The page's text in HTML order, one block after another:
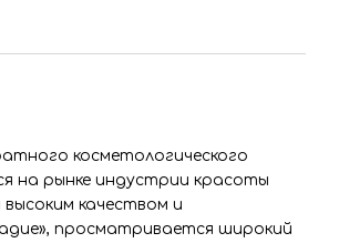
косметологического
на рынке индустрии красоты
качеством и
просматривается широкий